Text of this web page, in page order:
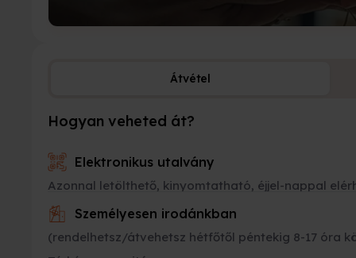
Átvétel
Hogyan veheted át?
Elektronikus utalvány
Azonnal letölthető, kinyomtatható, éjjel-nappal
Személyesen irodánkban
(rendelhetsz/átvehetsz hétfőtől péntekig 8-17 óra